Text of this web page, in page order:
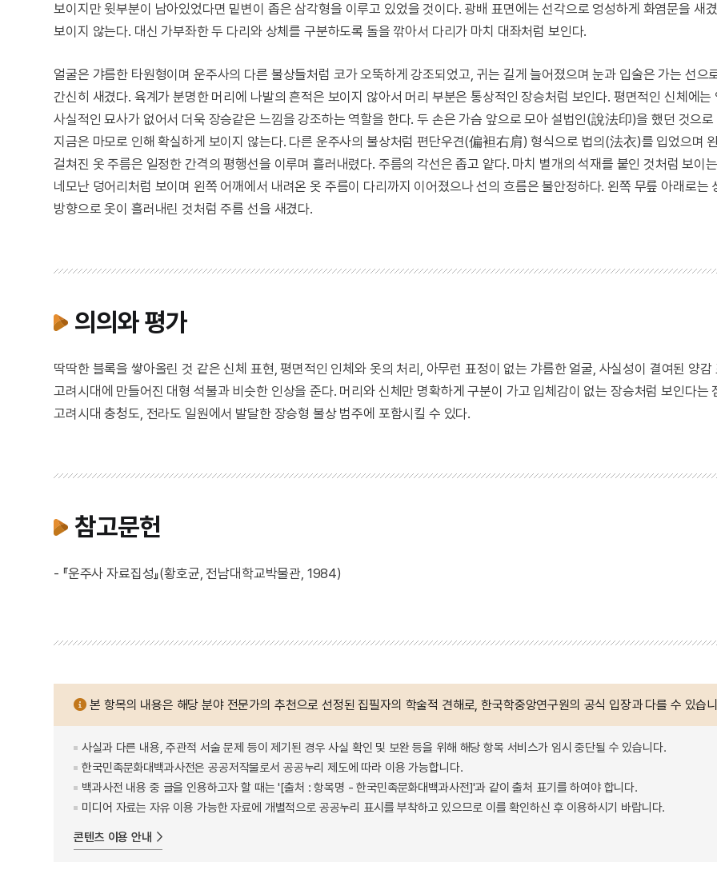
보이지만 윗부분이 남아있었다면 밑변이 좁은 삼각형을 이루고 있었을 것이다. 광배 표면에는 선각으로 엉성하게 화염문을 새
보이지 않는다. 대신 가부좌한 두 다리와 상체를 구분하도록 돌을 깎아서 다리가 마치 대좌처럼 보인다.
얼굴은 갸름한 타원형이며 운주사의 다른 불상들처럼 코가 오뚝하게 강조되었고, 귀는 길게 늘어졌으며 눈과 입술은 가는 선으
간신히 새겼다. 육계가 분명한 머리에 나발의 흔적은 보이지 않아서 머리 부분은 통상적인 장승처럼 보인다. 평면적인 신체에는
사실적인 묘사가 없어서 더욱 장승같은 느낌을 강조하는 역할을 한다. 두 손은 가슴 앞으로 모아 설법인(說法印)을 했던 것으
지금은 마모로 인해 확실하게 보이지 않는다. 다른 운주사의 불상처럼 편단우견(偏袒右肩) 형식으로 법의(法衣)를 입었으며
걸쳐진 옷 주름은 일정한 간격의 평행선을 이루며 흘러내렸다. 주름의 각선은 좁고 얕다. 마치 별개의 석재를 붙인 것처럼 보이
네모난 덩어리처럼 보이며 왼쪽 어깨에서 내려온 옷 주름이 다리까지 이어졌으나 선의 흐름은 불안정하다. 왼쪽 무릎 아래로는
방향으로 옷이 흘러내린 것처럼 주름 선을 새겼다.
의의와 평가
딱딱한 블록을 쌓아올린 것 같은 신체 표현, 평면적인 인체와 옷의 처리, 아무런 표정이 없는 갸름한 얼굴, 사실성이 결여된 양감
고려시대에 만들어진 대형 석불과 비슷한 인상을 준다. 머리와 신체만 명확하게 구분이 가고 입체감이 없는 장승처럼 보인다는
고려시대 충청도, 전라도 일원에서 발달한 장승형 불상 범주에 포함시킬 수 있다.
참고문헌
- 『운주사 자료집성』(황호균, 전남대학교박물관, 1984)
본 항목의 내용은 해당 분야 전문가의 추천으로 선정된 집필자의 학술적 견해로, 한국학중앙연구원의 공식 입장과 다를 수 있습
사실과 다른 내용, 주관적 서술 문제 등이 제기된 경우 사실 확인 및 보완 등을 위해 해당 항목 서비스가 임시 중단될 수 있습니다.
한국민족문화대백과사전은 공공저작물로서 공공누리 제도에 따라 이용 가능합니다.
백과사전 내용 중 글을 인용하고자 할 때는 '[출처 : 항목명 - 한국민족문화대백과사전]'과 같이 출처 표기를 하여야 합니다.
미디어 자료는 자유 이용 가능한 자료에 개별적으로 공공누리 표시를 부착하고 있으므로 이를 확인하신 후 이용하시기 바랍니다.
콘텐츠 이용 안내